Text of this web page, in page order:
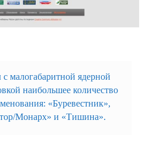
малогабаритной ядерной
наибольшее количество
«Буревестник»,
Монарх» и «Тишина».